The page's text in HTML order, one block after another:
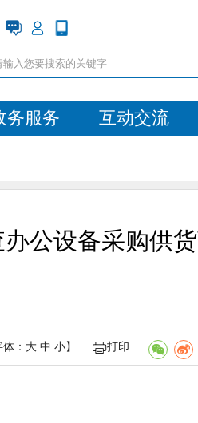
务服务 互动交流
公设备采购供
体： 大 中 小】 打印